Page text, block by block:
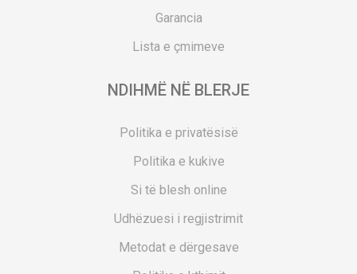
Garancia
Lista e çmimeve
NDIHMË NË BLERJE
Politika e privatësisë
Politika e kukive
Si të blesh online
Udhëzuesi i regjistrimit
Metodat e dërgesave